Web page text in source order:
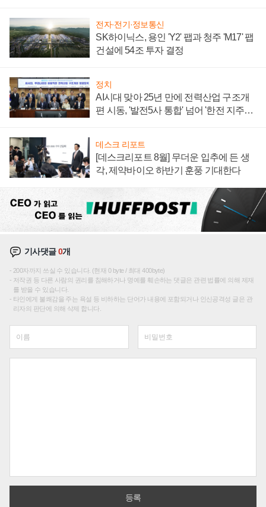
전자·전기·정보통신
SK하이닉스, 용인 'Y2' 팹과 청주 'M17' 팹
건설에 54조 투자 결정
정치
AI시대 맞아 25년 만에 전력산업 구조개
편 시동, '발전5사 통합' 넘어 '한전 지주사'
데스크 리포트
[데스크리포트 8월] 무더운 입추에 든 생
각, 제약바이오 하반기 훈풍 기대한다
기사댓글0개
200자까지 쓰실 수 있습니다. (현재 0 byte / 최대 400byte)
저작권 등 다른 사람의 권리를 침해하거나 명예를 훼손하는 댓글은 관련 법률에 의해 제재
를 받을 수 있습니다.
타인에게 불쾌감을 주는 욕설 등 비하하는 단어가 내용에 포함되거나 인신공격성 글은 관
리자의 판단에 의해 삭제 합니다.